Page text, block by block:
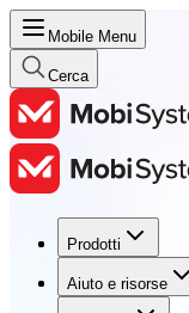
Mobile Menu
Cerca
Prodotti
Aiuto e risorse
Prodotti
Aiuto e risorse